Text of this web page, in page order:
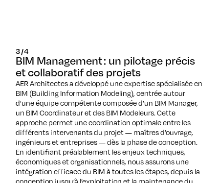
3/4
BIM Management : un pilotage précis
et collaboratif des projets
AER Architectes a développé une expertise spécialisée en
BIM (Building Information Modeling), centrée autour
d’une équipe compétente composée d’un BIM Manager,
un BIM Coordinateur et des BIM Modeleurs. Cette
approche permet une coordination optimale entre les
différents intervenants du projet — maîtres d’ouvrage,
ingénieurs et entreprises — dès la phase de conception.
En identifiant préalablement les enjeux techniques,
économiques et organisationnels, nous assurons une
intégration efficace du BIM à toutes les étapes, depuis la
conception jusqu’à l’exploitation et la maintenance du